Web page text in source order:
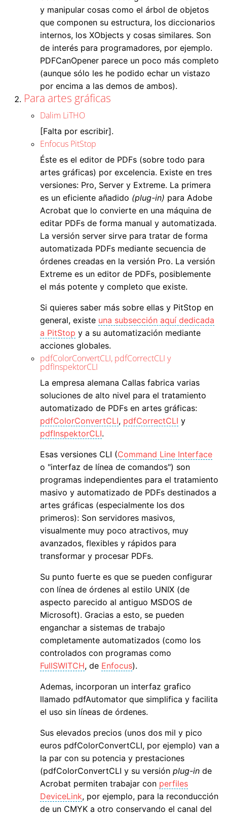
y manipular cosas como el árbol de objetos
que componen su estructura, los diccionarios
internos, los XObjects y cosas similares. Son
de interés para programadores, por ejemplo.
PDFCanOpener parece un poco más completo
(aunque sólo les he podido echar un vistazo
por encima a las demos de ambos).
Para artes gráficas
Dalim LiTHO
[Falta por escribir].
Enfocus PitStop
Éste es el editor de PDFs (sobre todo para
artes gráficas) por excelencia. Existe en tres
versiones: Pro, Server y Extreme. La primera
es un eficiente añadido (plug-in) para Adobe
Acrobat que lo convierte en una máquina de
editar PDFs de forma manual y automatizada.
La versión server sirve para tratar de forma
automatizada PDFs mediante secuencia de
órdenes creadas en la versión Pro. La versión
Extreme es un editor de PDFs, posiblemente
el más potente y completo que existe.
Si quieres saber más sobre ellas y PitStop en
general, existe una subsección aquí dedicada
a PitStop y a su automatización mediante
acciones globales.
pdfColorConvertCLI, pdfCorrectCLI y
pdfInspektorCLI
La empresa alemana Callas fabrica varias
soluciones de alto nivel para el tratamiento
automatizado de PDFs en artes gráficas:
pdfColorConvertCLI, pdfCorrectCLI y
pdfInspektorCLI.
Esas versiones CLI (Command Line Interface
o "interfaz de línea de comandos") son
programas independientes para el tratamiento
masivo y automatizado de PDFs destinados a
artes gráficas (especialmente los dos
primeros): Son servidores masivos,
visualmente muy poco atractivos, muy
avanzados, flexibles y rápidos para
transformar y procesar PDFs.
Su punto fuerte es que se pueden configurar
con línea de órdenes al estilo UNIX (de
aspecto parecido al antiguo MSDOS de
Microsoft). Gracias a esto, se pueden
enganchar a sistemas de trabajo
completamente automatizados (como los
controlados con programas como
FullSWITCH, de Enfocus).
Ademas, incorporan un interfaz grafico
llamado pdfAutomator que simplifica y facilita
el uso sin líneas de órdenes.
Sus elevados precios (unos dos mil y pico
euros pdfColorConvertCLI, por ejemplo) van a
la par con su potencia y prestaciones
(pdfColorConvertCLI y su versión plug-in de
Acrobat permiten trabajar con perfiles
DeviceLink, por ejemplo, para la reconducción
de un CMYK a otro conservando el canal del